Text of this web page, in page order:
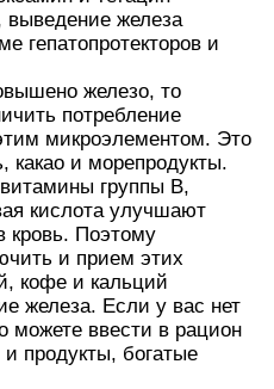
выведение железа
гепатопротекторов и
железо, то
потребление
микроэлементом. Это
и морепродукты.
группы В,
кислота улучшают
кровь. Поэтому
и прием этих
кофе и кальций
железа. Если у вас нет
можете ввести в рацион
продукты, богатые